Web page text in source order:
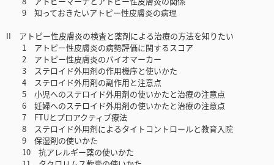
9 知っておきたいアトピー性皮膚炎の病理
II アトピー性皮膚炎の検査と薬剤による治療の方法を知りたい
1 アトピー性皮膚炎の病勢評価に関するスコア
2 アトピー性皮膚炎のバイオマーカー
3 ステロイド外用剤の作用機序と使いかた
4 ステロイド外用剤の副作用と注意点
5 小児へのステロイド外用剤の使いかたと治療の注意点
6 妊婦へのステロイド外用剤の使いかたと治療の注意点
7 FTUとプロアクティブ療法
8 ステロイド外用剤によるタイトコントロールと教育入院
9 保湿剤の使いかた
10 抗アレルギー薬の使いかた